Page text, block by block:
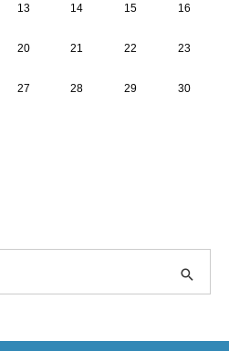
13 14 15 16
20 21 22 23
27 28 29 30